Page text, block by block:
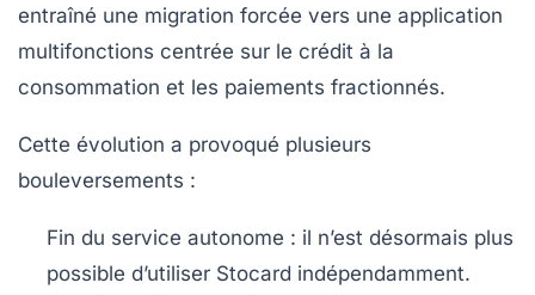
entraîné une migration forcée vers une application
multifonctions centrée sur le crédit à la
consommation et les paiements fractionnés.
Cette évolution a provoqué plusieurs
bouleversements :
Fin du service autonome : il n’est désormais plus
possible d’utiliser Stocard indépendamment.